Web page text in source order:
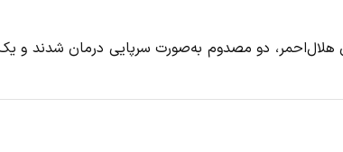
دو مصدوم به‌صورت سرپایی درمان شدند و